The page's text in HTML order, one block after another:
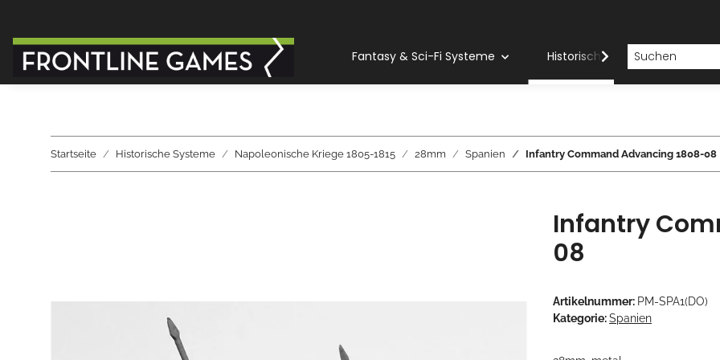
Fantasy & Sci-Fi Systeme Historische Systeme
Startseite Historische Systeme Napoleonische Kriege 1805-1815 28mm Spanien Infantry Command Advancing 1808-08
Infantry
08
Artikelnummer: PM-SPA1(DO)
Kategorie:Spanien